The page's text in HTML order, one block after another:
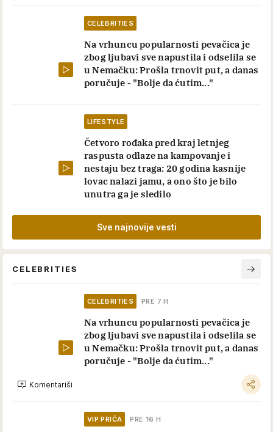
CELEBRITIES
Na vrhuncu popularnosti pevačica je
zbog ljubavi sve napustila i odselila se
u Nemačku: Prošla trnovit put, a danas
poručuje - "Bolje da ćutim..."
LIFESTYLE
Četvoro rođaka pred kraj letnjeg
raspusta odlaze na kampovanje i
nestaju bez traga: 20 godina kasnije
lovac nalazi jamu, a ono što je bilo
unutra ga je sledilo
Sve najnovije vesti
CELEBRITIES
CELEBRITIES PRE 7 H
Na vrhuncu popularnosti pevačica je
zbog ljubavi sve napustila i odselila se
u Nemačku: Prošla trnovit put, a danas
poručuje - "Bolje da ćutim..."
Komentariši
VIP PRIČA PRE 16 H